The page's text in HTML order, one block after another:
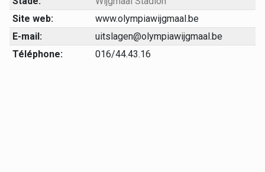
Site web:
www.olympiawijgmaal.be
E-mail:
uitslagen@olympiawijgmaal.be
Téléphone:
016/44.43.16